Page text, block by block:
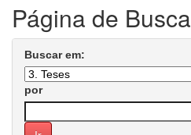
Página de Busca
Buscar em:
por